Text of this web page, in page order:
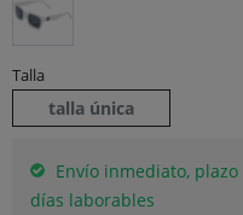
Talla
talla única
Envío inmediato,
días laborables